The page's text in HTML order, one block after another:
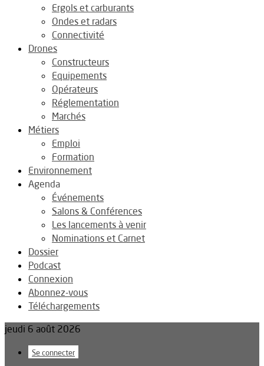
Ergols et carburants
Ondes et radars
Connectivité
Drones
Constructeurs
Equipements
Opérateurs
Réglementation
Marchés
Métiers
Emploi
Formation
Environnement
Agenda
Événements
Salons & Conférences
Les lancements à venir
Nominations et Carnet
Dossier
Podcast
Connexion
Abonnez-vous
Téléchargements
jeudi 6 août 2026
Se connecter